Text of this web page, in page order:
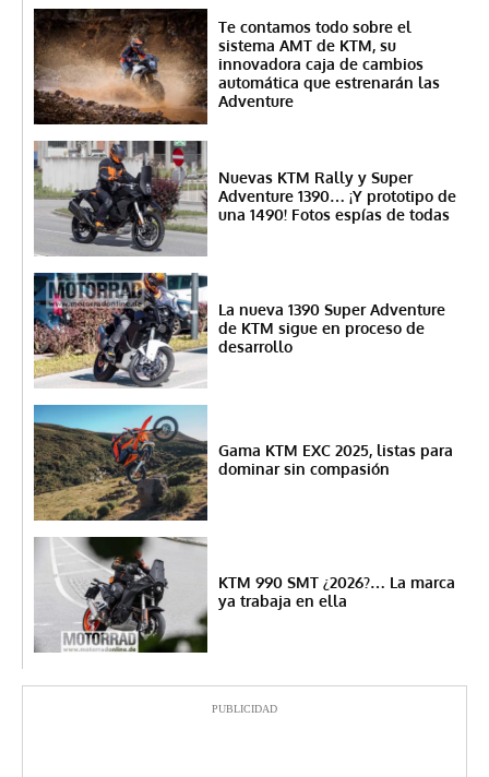
Te contamos todo sobre el
sistema AMT de KTM, su
innovadora caja de cambios
automática que estrenarán las
Adventure
Nuevas KTM Rally y Super
Adventure 1390… ¡Y prototipo de
una 1490! Fotos espías de todas
La nueva 1390 Super Adventure
de KTM sigue en proceso de
desarrollo
Gama KTM EXC 2025, listas para
dominar sin compasión
KTM 990 SMT ¿2026?… La marca
ya trabaja en ella
PUBLICIDAD